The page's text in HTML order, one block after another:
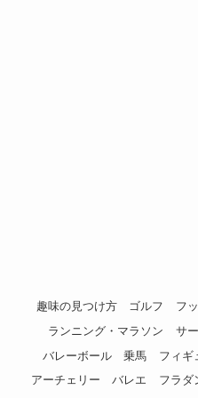
趣味の見つけ方 ゴルフ フ
ランニング・マラソン
サ
バレーボール
乗馬 フィギ
アーチェリー
バレエ フラダ